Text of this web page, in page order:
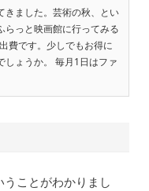
きました。芸術の秋、とい
らっと映画館に行ってみる
費です。少しでもお得に
しょうか。 毎月1日はファ
ことがわかりまし